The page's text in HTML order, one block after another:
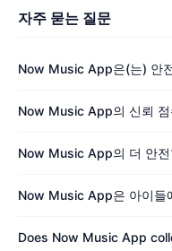
자주 묻는 질문
Now Music App은(는) 안
Now Music App의 신뢰 점
Now Music App의 더 안전
Now Music App은 아이들
Does Now Music App